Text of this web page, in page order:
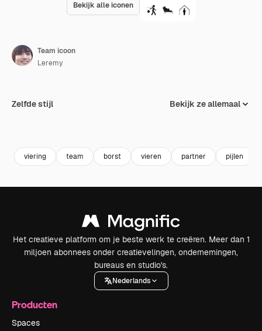
Bekijk alle iconen
Team icoon
Leremy
Zelfde stijl Bekijk ze allemaal
viering team borst vieren partner pijlen
Het creatieve platform om je beste werk te creëren. Meer dan 1
miljoen abonnees onder creatievelingen, ondernemingen,
bureaus en studio's.
Nederlands
Producten
Spaces